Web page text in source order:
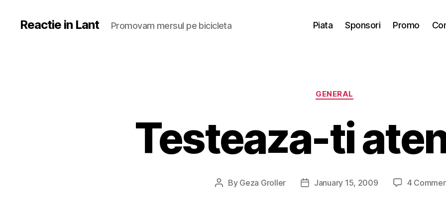
Reactie in Lant Promovam mersul pe bicicleta Piata Sponsori Promo
Categories
GENERAL
Testeaza-ti
Post
By Geza Groller
PostJanuary 15, 2009 4